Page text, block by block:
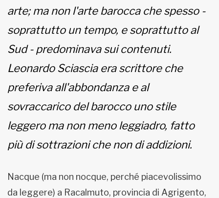
EDB edizioni - Via Brivio angolo C.
Imbonati, 89 20159 Milano (Italia)
Informativa sulla privacy
arte; ma non l'arte barocca che spesso -
soprattutto un tempo, e soprattutto al
Sud - predominava sui contenuti.
Leonardo Sciascia era scrittore che
preferiva all'abbondanza e al
sovraccarico del barocco uno stile
leggero ma non meno leggiadro, fatto
più di sottrazioni che non di addizioni.
Nacque (ma non nocque, perché piacevolissimo
da leggere) a Racalmuto, provincia di Agrigento,